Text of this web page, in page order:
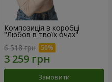
Композиція в коробці
"Любов в твоїх очах"
6 518 грн
Замовити